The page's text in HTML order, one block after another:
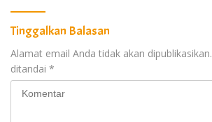
Tinggalkan Balasan
Alamat email Anda tidak akan dipublikasikan.
ditandai *